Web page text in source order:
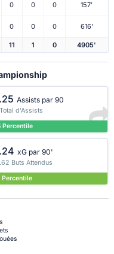
0 0 0 157'
0 0 0 616'
11 1 0 4905'
Assists par 90
Total d'Assists
Percentile
xG par 90'
Buts Attendus
Percentile